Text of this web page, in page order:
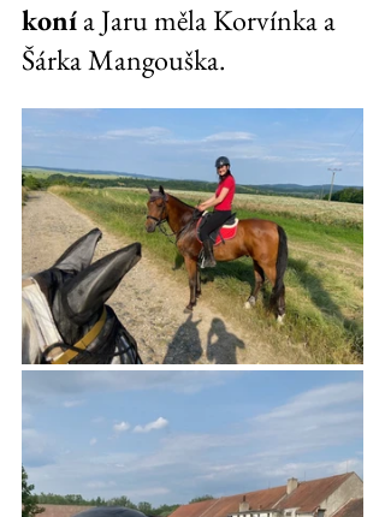
koní a Jaru měla Korvínka a
Šárka Mangouška.